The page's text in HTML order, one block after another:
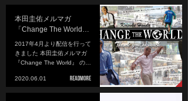
本田圭佑メルマガ
「Change The World…
2017年4月より配信を行って
きました 本田圭佑メルマガ
『Change The World』 の…
2020.06.01